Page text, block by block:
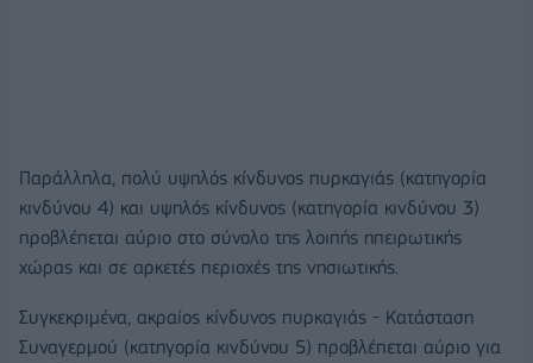
Παράλληλα, πολύ υψηλός κίνδυνος πυρκαγιάς (κατηγορία
κινδύνου 4) και υψηλός κίνδυνος (κατηγορία κινδύνου 3)
προβλέπεται αύριο στο σύνολο της λοιπής ηπειρωτικής
χώρας και σε αρκετές περιοχές της νησιωτικής.
Συγκεκριμένα, ακραίος κίνδυνος πυρκαγιάς - Κατάσταση
Συναγερμού (κατηγορία κινδύνου 5) προβλέπεται αύριο για